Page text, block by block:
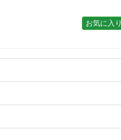
お気に入り